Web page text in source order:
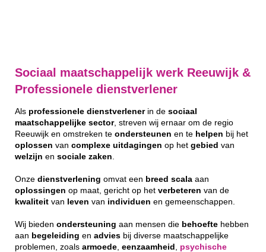
Sociaal maatschappelijk werk Reeuwijk &
Professionele dienstverlener
Als professionele dienstverlenerin de sociaal
maatschappelijke sector, streven wij ernaar om de regio
Reeuwijk en omstreken te ondersteunen en te helpen bij het
oplossen van complexe uitdagingen op het gebied van
welzijn en sociale zaken
Onze dienstverlening omvat een breed scala aan
oplossingen op maat, gericht op het verbeteren van de
kwaliteit van leven van individuen en gemeenschappen.
Wij bieden ondersteuning aan mensen die behoefte hebben
aan begeleiding en advies bij diverse maatschappelijke
problemen, zoals armoede eenzaamheid
psychische